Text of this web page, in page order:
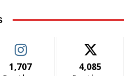
1,707 4,085